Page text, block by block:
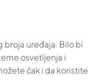
uređaja. Bilo bi
osvetljenja i
čak i da koristite